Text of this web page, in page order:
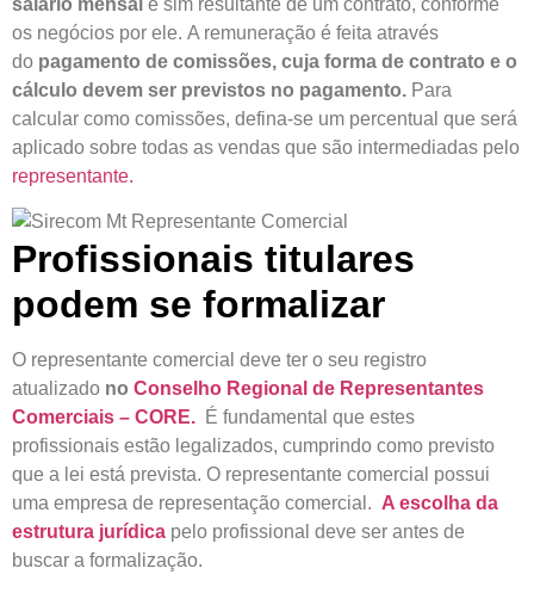
os negócios por ele. A remuneração é feita através
do pagamento de comissões, cuja forma de contrato e o
cálculo devem ser previstos no pagamento. Para
calcular como comissões, defina-se um percentual que será
aplicado sobre todas as vendas que são intermediadas pelo
representante.
Profissionais titulares
podem se formalizar
O representante comercial deve ter o seu registro
atualizado no Conselho Regional de Representantes
Comerciais – CORE. É fundamental que estes
profissionais estão legalizados, cumprindo como previsto
que a lei está prevista. O representante comercial possui
uma empresa de representação comercial. A escolha da
estrutura jurídica pelo profissional deve ser antes de
buscar a formalização.